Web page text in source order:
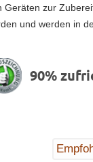
zur
und werden in
90%